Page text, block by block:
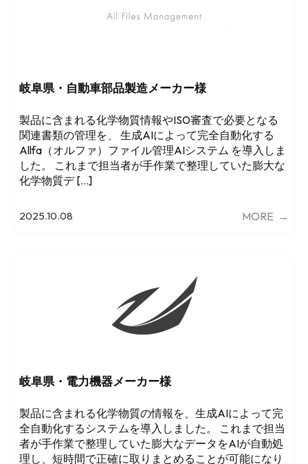
岐阜県・自動車部品製造メーカー様
製品に含まれる化学物質情報やISO審査で必要となる
関連書類の管理を、 生成AIによって完全自動化する
Allfa（オルファ）ファイル管理AIシステム を導入しま
した。 これまで担当者が手作業で整理していた膨大な
化学物質デ […]
2025.10.08 MORE →
岐阜県・電力機器メーカー様
製品に含まれる化学物質の情報を、生成AIによって完
全自動化するシステムを導入しました。 これまで担当
者が手作業で整理していた膨大なデータをAIが自動処
理し、短時間で正確に取りまとめることが可能になり